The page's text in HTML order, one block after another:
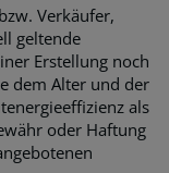
Verkäufer,
geltende
Erstellung noch
dem Alter und der
als
oder Haftung